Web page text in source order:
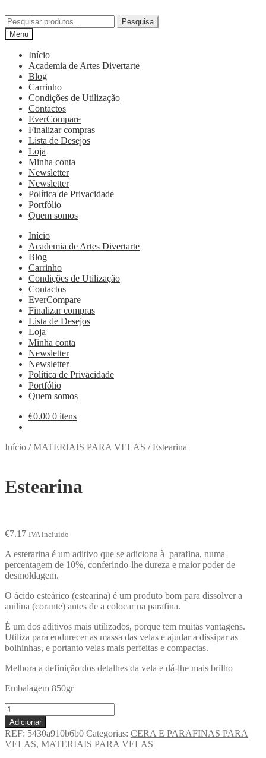
Pesquisa
Menu
Início
Academia de Artes Divertarte
Blog
Carrinho
Condições de Utilização
Contactos
EverCompare
Finalizar compras
Lista de Desejos
Loja
Minha conta
Newsletter
Newsletter
Política de Privacidade
Portfólio
Quem somos
Início
Academia de Artes Divertarte
Blog
Carrinho
Condições de Utilização
Contactos
EverCompare
Finalizar compras
Lista de Desejos
Loja
Minha conta
Newsletter
Newsletter
Política de Privacidade
Portfólio
Quem somos
€0.00 0 itens
Início /MATERIAIS PARA VELAS /Estearina
Estearina
€7.17 IVA incluido
A esterarina é um aditivo que se adiciona à parafina, numa
percentagem de 10%, conferindo-lhe dureza e maior poder de
desmoldagem.
O ácido esteárico (estearina) é um produto bom para dissolver a
anilina (corante) antes de a colocar na parafina.
É um dos aditivos mais utilizados, porque tem muitas vantagens.
Utiliza para endurecer as massa das velas e ajudar a dissipar as
bolhinhas, e portanto velas mais perfeitas e compactas.
Melhora a definição dos detalhes da vela e dá-lhe mais brilho
Embalagem 850gr
Adicionar
REF: 5430a910b6b0 Categorias: CERA E PARAFINAS PARA
VELAS, MATERIAIS PARA VELAS